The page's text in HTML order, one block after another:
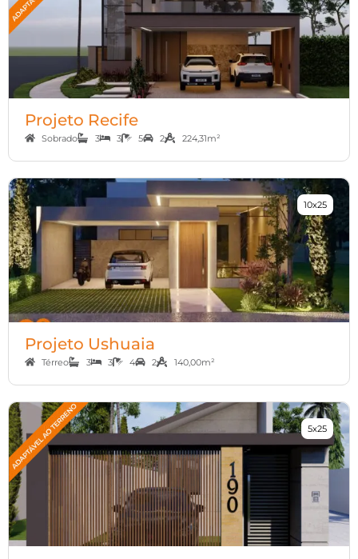
Projeto Recife
Sobrado 3 3 5 2 224,31m²
Projeto Ushuaia
Térreo 3 3 4 2 140,00m²
10x25
5x25